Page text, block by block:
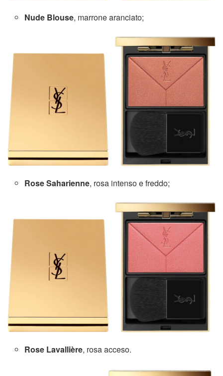
Nude Blouse, marrone aranciato;
Rose Saharienne, rosa intenso e freddo;
Rose Lavallière, rosa acceso.